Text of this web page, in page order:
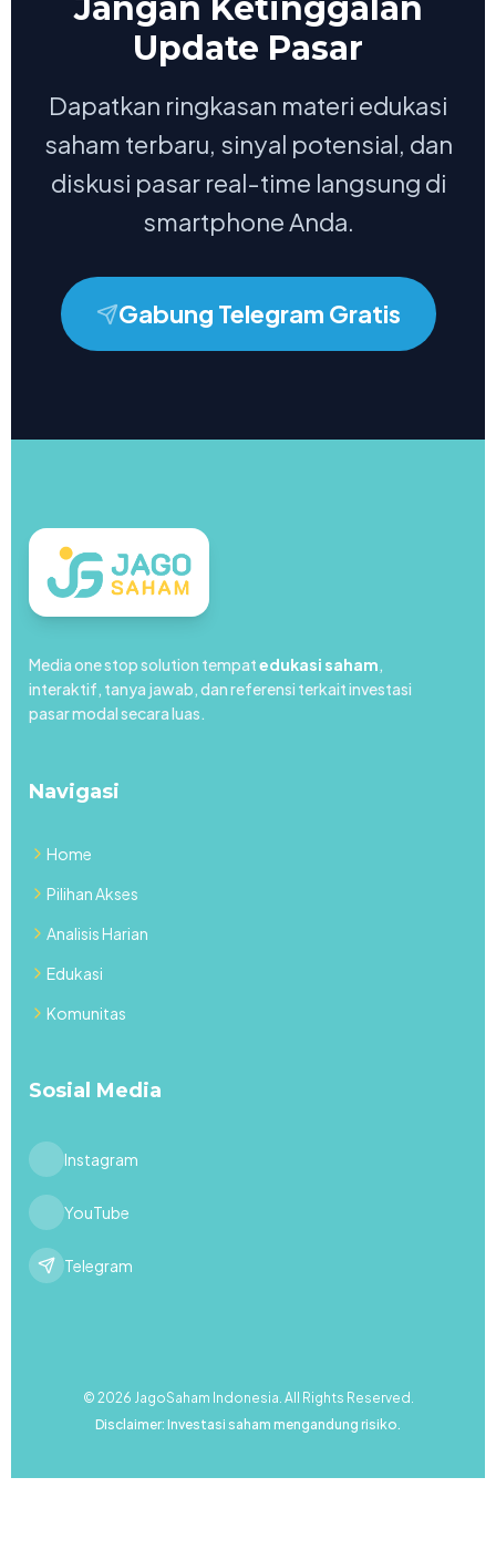
Jangan Ketinggalan
Update Pasar
Dapatkan ringkasan materi edukasi
saham terbaru, sinyal potensial, dan
diskusi pasar real-time langsung di
smartphone Anda.
Gabung Telegram Gratis
Media one stop solution tempatedukasi saham,
interaktif, tanya jawab, dan referensi terkait investasi
pasar modal secara luas.
Navigasi
Home
Pilihan Akses
Analisis Harian
Edukasi
Komunitas
Sosial Media
Instagram
YouTube
Telegram
© 2026 JagoSaham Indonesia. All Rights Reserved.
Disclaimer: Investasi saham mengandung risiko.